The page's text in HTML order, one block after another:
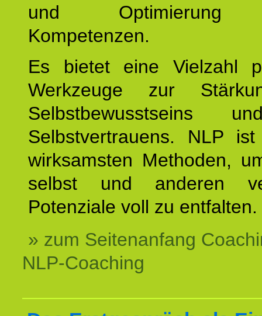
und Optimierung
Kompetenzen.
Es bietet eine Vielzahl
Werkzeuge zur
Selbstbewusstseins
Selbstvertrauens. NLP
wirksamsten Methoden,
selbst und anderen
Potenziale voll zu entfalten.
» zum Seitenanfang
NLP-Coaching